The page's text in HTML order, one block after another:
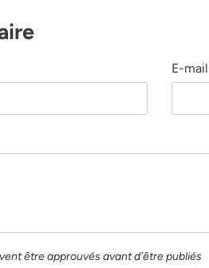
E-mail
être approuvés avant d'être publiés